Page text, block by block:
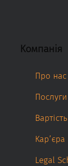
Компанія
Про нас
Послуги
Кар’єра
Legal